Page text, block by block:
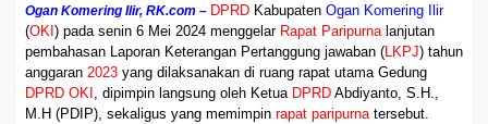
t
i
T
A
2
0
Ogan Komering Ilir, RK.com – DPRDKabupaten Ogan Komering Ilir
(OKI) pada senin 6 Mei 2024 menggelar Rapat Paripurnalanjutan
pembahasan Laporan Keterangan Pertanggung jawaban (LKPJ) tahun
anggaran 2023yang dilaksanakan di ruang rapat utama Gedung
DPRD OKI , dipimpin langsung oleh Ketua DPRDAbdiyanto, S.H.,
M.H (PDIP), sekaligus yang memimpin rapat paripurnatersebut.